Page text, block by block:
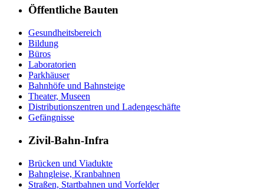
Öffentliche Bauten
Gesundheitsbereich
Bildung
Büros
Laboratorien
Parkhäuser
Bahnhöfe und Bahnsteige
Theater, Museen
Distributionszentren und Ladengeschäfte
Gefängnisse
Zivil-Bahn-Infra
Brücken und Viadukte
Bahngleise, Kranbahnen
Straßen, Startbahnen und Vorfelder